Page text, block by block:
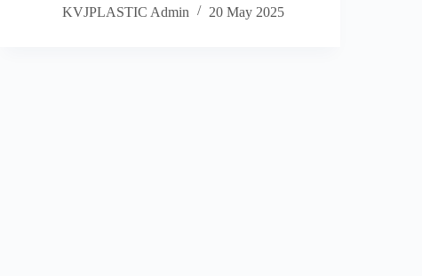
KVJPLASTIC Admin 20 May 2025